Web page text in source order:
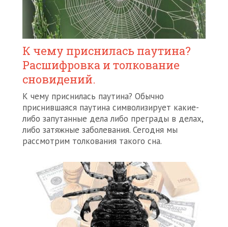
К чему приснилась паутина?
Расшифровка и толкование
сновидений.
К чему приснилась паутина? Обычно
приснившаяся паутина символизирует какие-
либо запутанные дела либо преграды в делах,
либо затяжные заболевания. Сегодня мы
рассмотрим толкования такого сна.